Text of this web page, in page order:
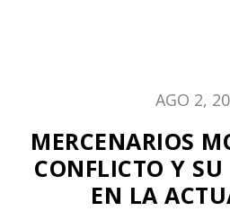
AGO 2,
MERCENARIOS
CONFLICTO Y
EN LA